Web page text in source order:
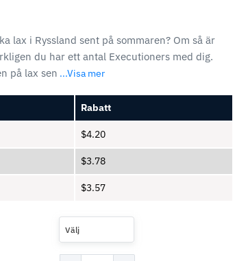
lax i Ryssland sent på sommaren? Om så är
du har ett antal Executioners med dig.
på lax sen ...Visa mer
Rabatt
$4.20
$3.78
$3.57
Välj